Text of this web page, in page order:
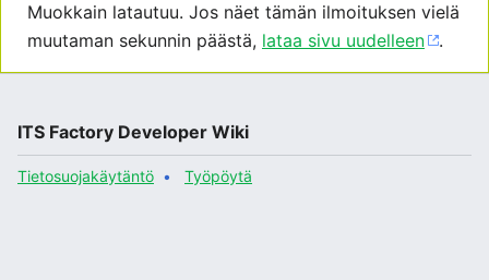
Muokkain latautuu. Jos näet tämän ilmoituksen vielä
muutaman sekunnin päästä, lataa sivu uudelleen .
ITS Factory Developer Wiki
Tietosuojakäytäntö Työpöytä